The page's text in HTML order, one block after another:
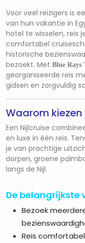
Voor veel reizigers is
van hun vakantie in
hotel te wisselen, reis
comfortabel
historische
bezoekt. Met Blue Rays
georganiseerde reis
gidsen en zorgvuldig
Waarom kiezen
Een Nijlcruise
en luxe in één reis.
je van prachtige
dorpen, groene
langs de Nijl.
De belangrijkste
Bezoek
Reis